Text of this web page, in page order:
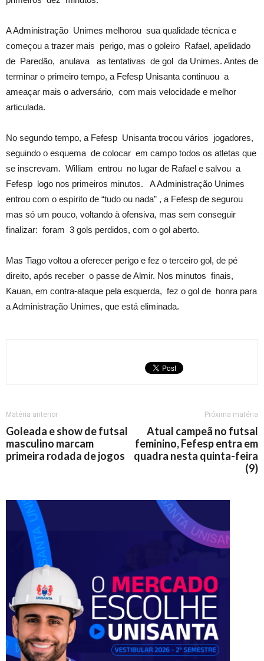
A Administração Unimes melhorou sua qualidade técnica e
começou a trazer mais perigo, mas o goleiro Rafael, apelidado
de Paredão, anulava as tentativas de gol da Unimes. Antes de
terminar o primeiro tempo, a Fefesp Unisanta continuou a
ameaçar mais o adversário, com mais velocidade e melhor
articulada.
No segundo tempo, a Fefesp Unisanta trocou vários jogadores,
seguindo o esquema de colocar em campo todos os atletas que
se inscrevam. William entrou no lugar de Rafael e salvou a
Fefesp logo nos primeiros minutos. A Administração Unimes
entrou com o espírito de “tudo ou nada” , a Fefesp de segurou
mas só um pouco, voltando à ofensiva, mas sem conseguir
finalizar: foram 3 gols perdidos, com o gol aberto.
Mas Tiago voltou a oferecer perigo e fez o terceiro gol, de pé
direito, após receber o passe de Almir. Nos minutos finais,
Kauan, em contra-ataque pela esquerda, fez o gol de honra para
a Administração Unimes, que está eliminada.
Matéria anterior
Goleada e show de futsal
masculino marcam
primeira rodada de jogos
Próxima matéria
Atual campeã no futsal
feminino, Fefesp entra em
quadra nesta quinta-feira
(9)